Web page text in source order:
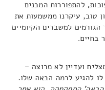
להתפוררות המבנים
טוב, עיקרנו ממשמעות את
למשברים הקיומיים
בחיים.
ועדיין לא מרוצה –
להגיע לרמה הבאה שלו.